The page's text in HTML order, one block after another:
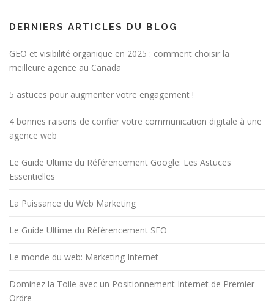
DERNIERS ARTICLES DU BLOG
GEO et visibilité organique en 2025 : comment choisir la
meilleure agence au Canada
5 astuces pour augmenter votre engagement !
4 bonnes raisons de confier votre communication digitale à une
agence web
Le Guide Ultime du Référencement Google: Les Astuces
Essentielles
La Puissance du Web Marketing
Le Guide Ultime du Référencement SEO
Le monde du web: Marketing Internet
Dominez la Toile avec un Positionnement Internet de Premier
Ordre